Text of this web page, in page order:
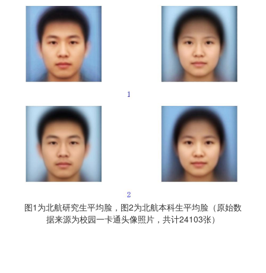
图1为北航研究生平均脸，图2为北航本科生平均脸（原始数
据来源为校园一卡通头像照片，共计24103张）